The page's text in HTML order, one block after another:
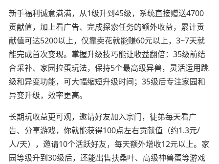
新手福利诚意满满，从1级升到45级，系统直接赠送4700
贡献值，加上看广告、完成探索任务的额外收益，累计贡
献值可达5200以上，仅靠卖花就能赚60元以上，3~7天就
能完成首次变现。掌握升级技巧能让收益翻倍：35级前结
合采补、家园拉蛋玩法，保持5个最高级异兽，灵活运用跳
级和异变功能，可大幅缩短升级时间；35级后专注家园和
异变升级，效率更高。
长期玩收益更可观，邀请好友加入宗门，徒弟每天看广
告、分享游戏，你就能获得100点左右贡献值（约1.3元/
人/天），邀请10个活跃好友，每天额外增收12元以上。家
园等级升到30级后，还能出售扶桑叶、高级神兽蛋等游戏